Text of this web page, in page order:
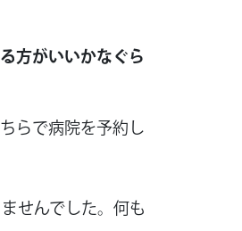
方がいいかなぐら
らで病院を予約し
せんでした。何も